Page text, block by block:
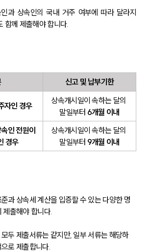
과 상속인의 국내 거주 여부에 따라 달라지
함께 제출해야 합니다.
신고 및 납부기한
자인 경우
상속개시일이 속하는 달의
말일부터 6개월 이내
인 전원이
경우
상속개시일이 속하는 달의
말일부터 9개월 이내
과 상속세 계산을 입증할 수 있는 다양한 명
출해야 합니다.
두 제출서류는 같지만, 일부 서류는 해당하
로 제출합니다.